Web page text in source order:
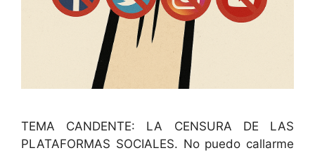
TEMA CANDENTE: LA CENSURA DE LAS
PLATAFORMAS SOCIALES. No puedo callarme